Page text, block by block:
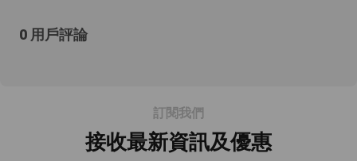
0 用戶評論
訂閱我們
接收最新資訊及優惠